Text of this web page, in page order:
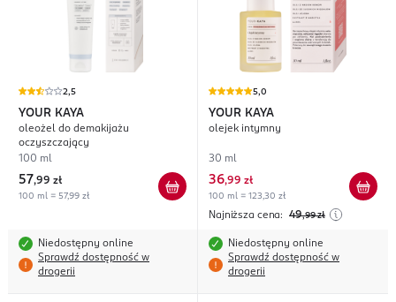
2,5
YOUR KAYA
oleożel do demakijażu
oczyszczający
100 ml
57,99 zł
100 ml = 57,99 zł
Niedostępny online
Sprawdź dostępność w
drogerii
5,0
YOUR KAYA
olejek intymny
30 ml
36,99 zł
100 ml = 123,30 zł
Najniższa cena: 49,99 zł
Niedostępny online
Sprawdź dostępność w
drogerii